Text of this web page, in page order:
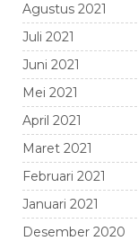
Agustus 2021
Juli 2021
Juni 2021
Mei 2021
April 2021
Maret 2021
Februari 2021
Januari 2021
Desember 2020